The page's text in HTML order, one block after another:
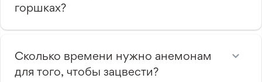
горшках?
Сколько времени нужно анемонам
для того, чтобы зацвести?